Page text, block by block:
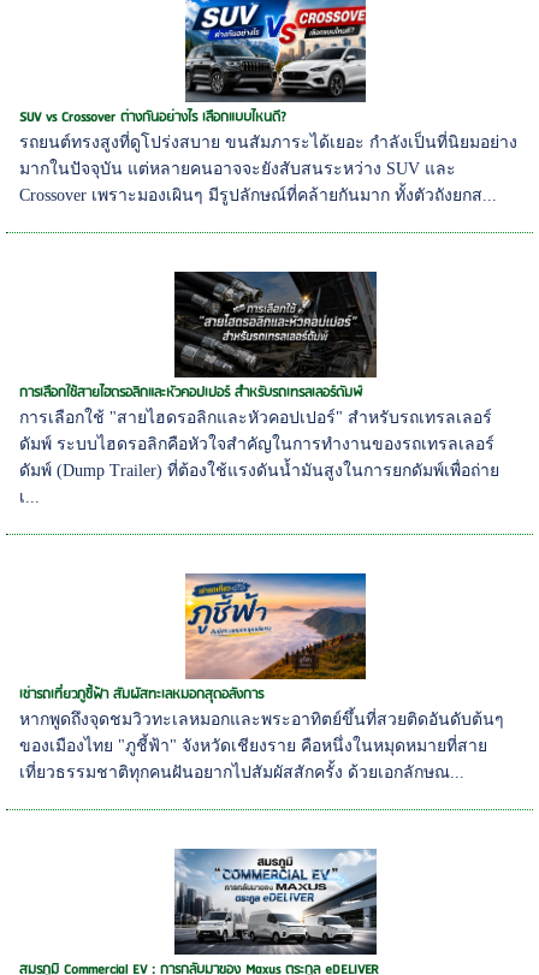
SUV vs Crossover ต่างกันอย่างไร เลือกแบบไหนดี?
รถยนต์ทรงสูงที่ดูโปร่งสบาย ขนสัมภาระได้เยอะ กำลังเป็นที่นิยมอย่าง
มากในปัจจุบัน แต่หลายคนอาจจะยังสับสนระหว่าง SUV และ
Crossover เพราะมองเผินๆ มีรูปลักษณ์ที่คล้ายกันมาก ทั้งตัวถังยกส...
การเลือกใช้สายไฮดรอลิกและหัวคอปเปอร์ สำหรับรถเทรลเลอร์ดัมพ์
การเลือกใช้ "สายไฮดรอลิกและหัวคอปเปอร์" สำหรับรถเทรลเลอร์
ดัมพ์ ระบบไฮดรอลิกคือหัวใจสำคัญในการทำงานของรถเทรลเลอร์
ดัมพ์ (Dump Trailer) ที่ต้องใช้แรงดันน้ำมันสูงในการยกดัมพ์เพื่อถ่าย
เ...
เช่ารถเที่ยวภูชี้ฟ้า สัมผัสทะเลหมอกสุดอลังการ
หากพูดถึงจุดชมวิวทะเลหมอกและพระอาทิตย์ขึ้นที่สวยติดอันดับต้นๆ
ของเมืองไทย "ภูชี้ฟ้า" จังหวัดเชียงราย คือหนึ่งในหมุดหมายที่สาย
เที่ยวธรรมชาติทุกคนฝันอยากไปสัมผัสสักครั้ง ด้วยเอกลักษณ...
สมรภูมิ Commercial EV : การกลับมาของ Maxus ตระกูล eDELIVER